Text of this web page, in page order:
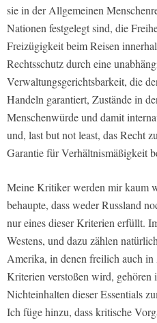
sie in der Allgemeinen
Nationen festgelegt sind, die
Freizügigkeit beim Reisen
Rechtsschutz durch eine
Verwaltungsgerichtsbarkeit, die
Handeln garantiert, Zustände in
Menschenwürde und damit
und, last but not least, das Recht
Garantie für Verhältnismäßigkeit
Meine Kritiker werden mir kaum
behaupte, dass weder Russland
nur eines dieser Kriterien erfüllt.
Westens, und dazu zählen
Amerika, in denen freilich auch in
Kriterien verstoßen wird, gehören
Nichteinhalten dieser Essentials
Ich füge hinzu, dass kritische